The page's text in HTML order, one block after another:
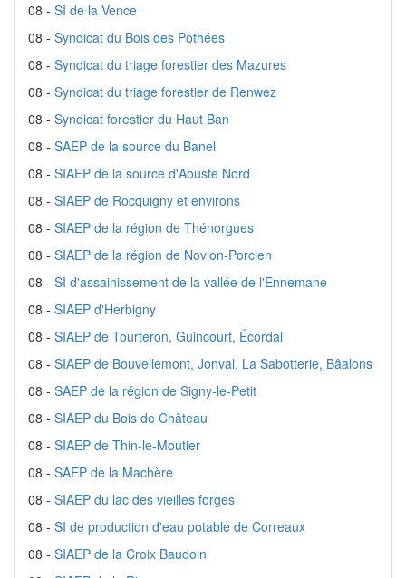
08 - SI de la Vence
08 - Syndicat du Bois des Pothées
08 - Syndicat du triage forestier des Mazures
08 - Syndicat du triage forestier de Renwez
08 - Syndicat forestier du Haut Ban
08 - SAEP de la source du Banel
08 - SIAEP de la source d'Aouste Nord
08 - SIAEP de Rocquigny et environs
08 - SIAEP de la région de Thénorgues
08 - SIAEP de la région de Novion-Porcien
08 - SI d'assainissement de la vallée de l'Ennemane
08 - SIAEP d'Herbigny
08 - SIAEP de Tourteron, Guincourt, Écordal
08 - SIAEP de Bouvellemont, Jonval, La Sabotterie, Bâalons
08 - SAEP de la région de Signy-le-Petit
08 - SIAEP du Bois de Château
08 - SIAEP de Thin-le-Moutier
08 - SAEP de la Machère
08 - SIAEP du lac des vieilles forges
08 - SI de production d'eau potable de Correaux
08 - SIAEP de la Croix Baudoin